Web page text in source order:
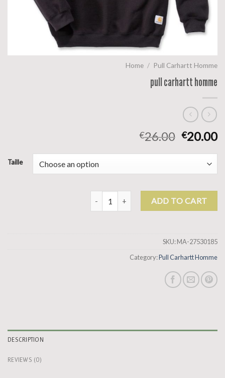
Home / Pull Carhartt Homme
pull carhartt homme
€26.00 €20.00
Taille
pull carhartt homme quantity
ADD TO CART
SKU:MA-27530185
Category:Pull Carhartt Homme
DESCRIPTION
REVIEWS (0)